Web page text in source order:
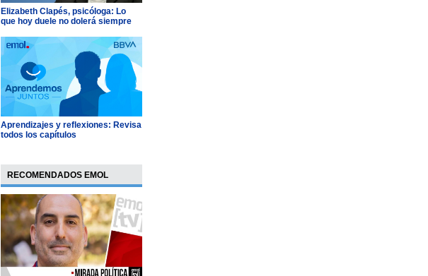
Elizabeth Clapés, psicóloga: Lo
que hoy duele no dolerá siempre
Aprendizajes y reflexiones: Revisa
todos los capítulos
RECOMENDADOS EMOL